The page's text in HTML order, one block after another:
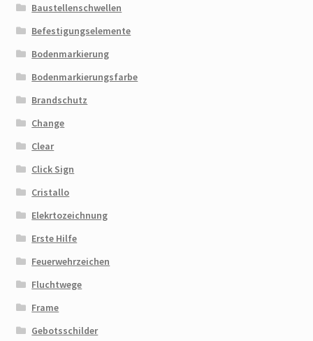
Baustellenschwellen
Befestigungselemente
Bodenmarkierung
Bodenmarkierungsfarbe
Brandschutz
Change
Clear
Click Sign
Cristallo
Elekrtozeichnung
Erste Hilfe
Feuerwehrzeichen
Fluchtwege
Frame
Gebotsschilder